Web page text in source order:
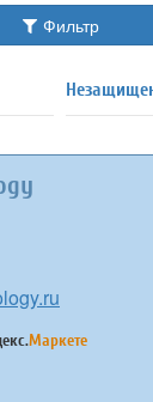
Фильтр
Маркете